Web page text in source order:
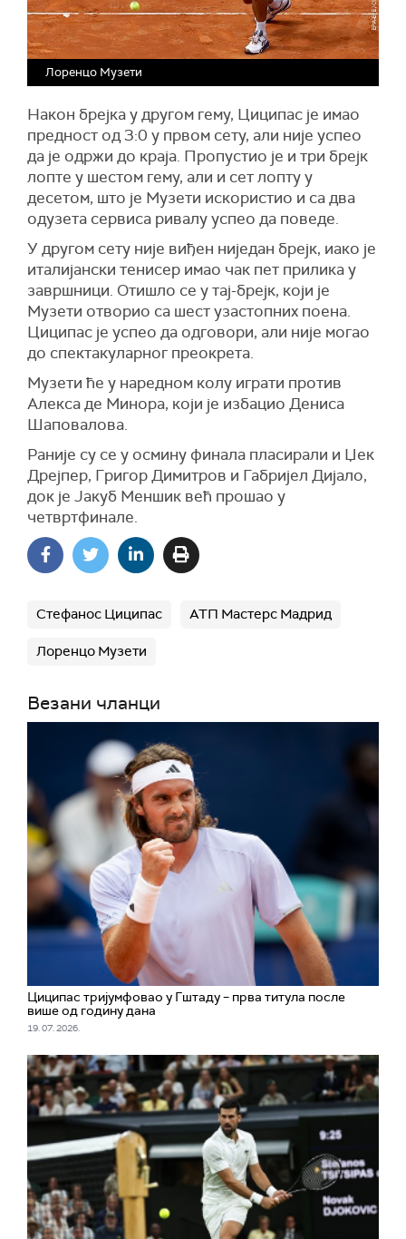
Лоренцо Музети
Након брејка у другом гему, Циципас је имао
предност од 3:0 у првом сету, али није успео
да је одржи до краја. Пропустио је и три брејк
лопте у шестом гему, али и сет лопту у
десетом, што је Музети искористио и са два
одузета сервиса ривалу успео да поведе.
У другом сету није виђен ниједан брејк, иако је
италијански тенисер имао чак пет прилика у
завршници. Отишло се у тај-брејк, који је
Музети отворио са шест узастопних поена.
Циципас је успео да одговори, али није могао
до спектакуларног преокрета.
Музети ће у наредном колу играти против
Алекса де Минора, који је избацио Дениса
Шаповалова.
Раније су се у осмину финала пласирали и Џек
Дрејпер, Григор Димитров и Габријел Дијало,
док је Јакуб Меншик већ прошао у
четвртфинале.
Стефанос Циципас АТП Мастерс Мадрид
Лоренцо Музети
Везани чланци
Циципас тријумфовао у Гштаду – прва титула после
више од годину дана
19. 07. 2026.